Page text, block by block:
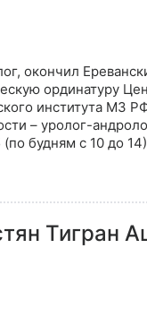
окончил
ординатуру
института МЗ
– уролог-
будням с 10 до
Тигран